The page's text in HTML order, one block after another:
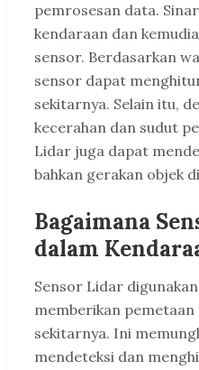
pemrosesan data.
kendaraan dan
sensor. Berdasarkan
sensor dapat
sekitarnya. Selain itu,
kecerahan dan sudut
Lidar juga dapat
bahkan gerakan objek
Bagaimana
dalam
Sensor Lidar
memberikan
sekitarnya. Ini
mendeteksi dan